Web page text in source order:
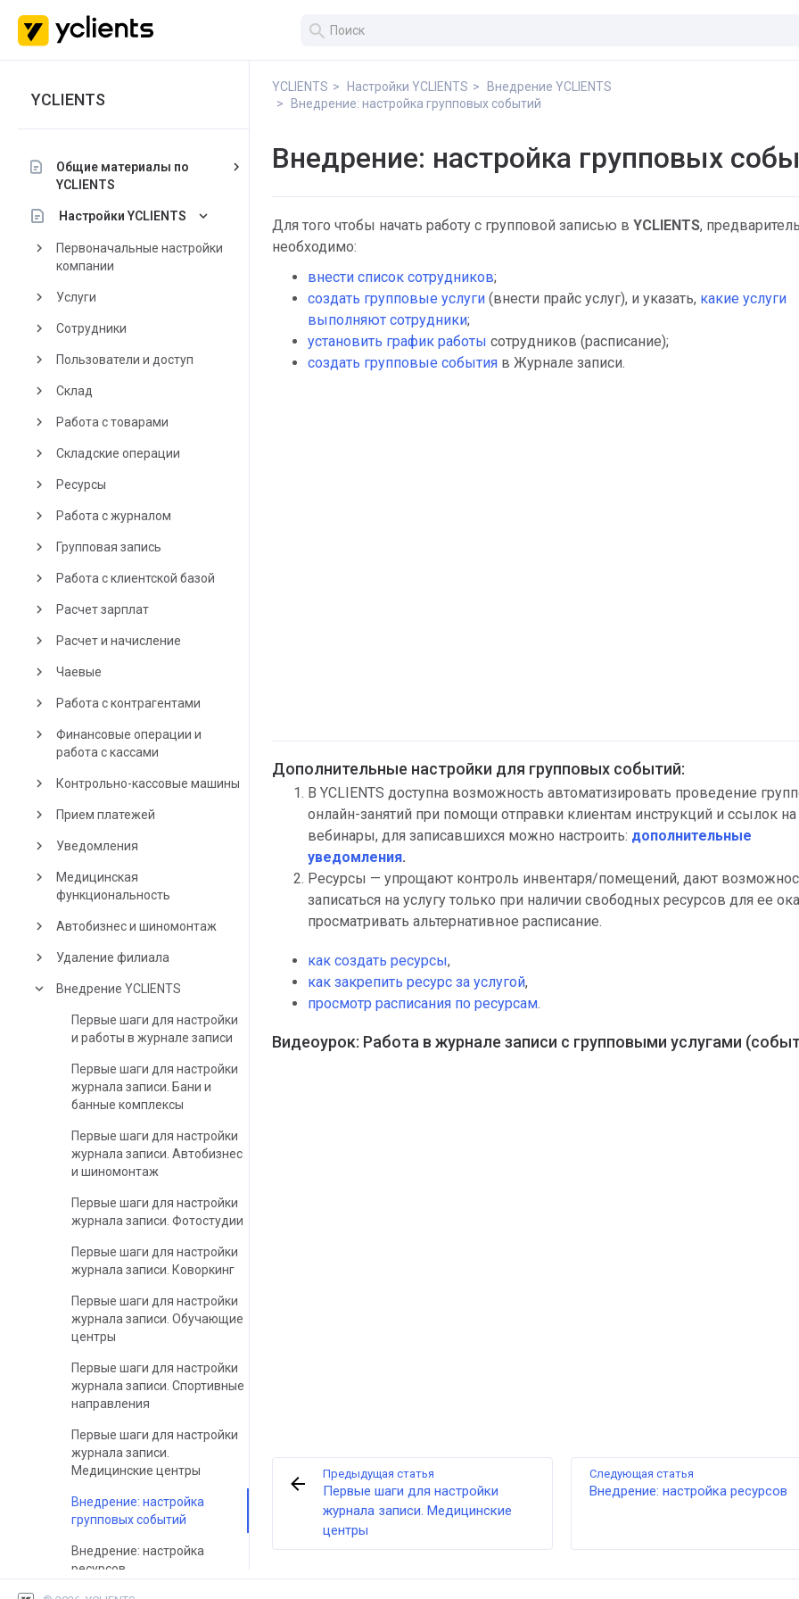
search
YCLIENTS
Общие материалы по
YCLIENTS
keyboard_arrow_right
Настройки YCLIENTS
keyboard_arrow_down
keyboard_arrow_right
Первоначальные настройки
компании
keyboard_arrow_right Услуги
keyboard_arrow_right Сотрудники
keyboard_arrow_right Пользователи и доступ
keyboard_arrow_right Склад
keyboard_arrow_right Работа с товарами
keyboard_arrow_right Складские операции
keyboard_arrow_right Ресурсы
keyboard_arrow_right Работа с журналом
keyboard_arrow_right Групповая запись
keyboard_arrow_right Работа с клиентской базой
keyboard_arrow_right Расчет зарплат
keyboard_arrow_right Расчет и начисление
keyboard_arrow_right Чаевые
keyboard_arrow_right Работа с контрагентами
keyboard_arrow_right
Финансовые операции и
работа с кассами
keyboard_arrow_right Контрольно-кассовые машины
keyboard_arrow_right Прием платежей
keyboard_arrow_right Уведомления
keyboard_arrow_right
Медицинская
функциональность
keyboard_arrow_right Автобизнес и шиномонтаж
keyboard_arrow_right Удаление филиала
keyboard_arrow_down Внедрение YCLIENTS
Первые шаги для настройки
и работы в журнале записи
Первые шаги для настройки
журнала записи. Бани и
банные комплексы
Первые шаги для настройки
журнала записи. Автобизнес
и шиномонтаж
Первые шаги для настройки
журнала записи. Фотостудии
Первые шаги для настройки
журнала записи. Коворкинг
Первые шаги для настройки
журнала записи. Обучающие
центры
Первые шаги для настройки
журнала записи. Спортивные
направления
Первые шаги для настройки
журнала записи.
Медицинские центры
Внедрение: настройка
групповых событий
Внедрение: настройка
ресурсов
YCLIENTS Настройки YCLIENTS
Внедрение YCLIENTS
Внедрение: настройка групповых событий
Внедрение: настройка групповых
Для того чтобы начать работу с групповой записью в YCLIENTS,
необходимо:
внести список сотрудников;
создать групповые услуги (внести прайс услуг), и указать, какие услуги
выполняют сотрудники;
установить график работы сотрудников (расписание);
создать групповые события в Журнале записи.
Дополнительные настройки для групповых событий:
В YCLIENTS доступна возможность автоматизировать проведение
онлайн-занятий при помощи отправки клиентам инструкций и ссылок на
вебинары, для записавшихся можно настроить: дополнительные
уведомления.
Ресурсы — упрощают контроль инвентаря/помещений, дают
записаться на услугу только при наличии свободных ресурсов для ее
просматривать альтернативное расписание.
как создать ресурсы,
как закрепить ресурс за услугой,
просмотр расписания по ресурсам.
Видеоурок: Работа в журнале записи с групповыми услугами
Предыдущая статья
Первые шаги для настройки
журнала записи. Медицинские
центры
Следующая статья
Внедрение: настройка ресурсов